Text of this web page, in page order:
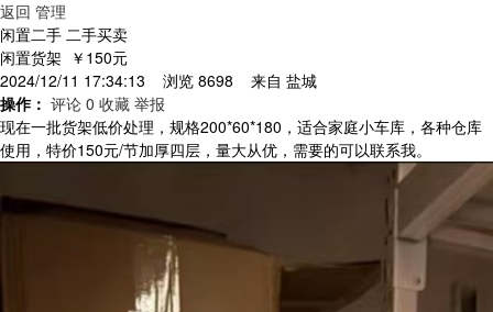
返回 管理
闲置二手 二手买卖
闲置货架 ￥150元
2024/12/11 17:34:13 浏览 8698 来自 盐城
操作： 评论 0 收藏 举报
现在一批货架低价处理，规格200*60*180，适合家庭小车库，各种仓库
使用，特价150元/节加厚四层，量大从优，需要的可以联系我。